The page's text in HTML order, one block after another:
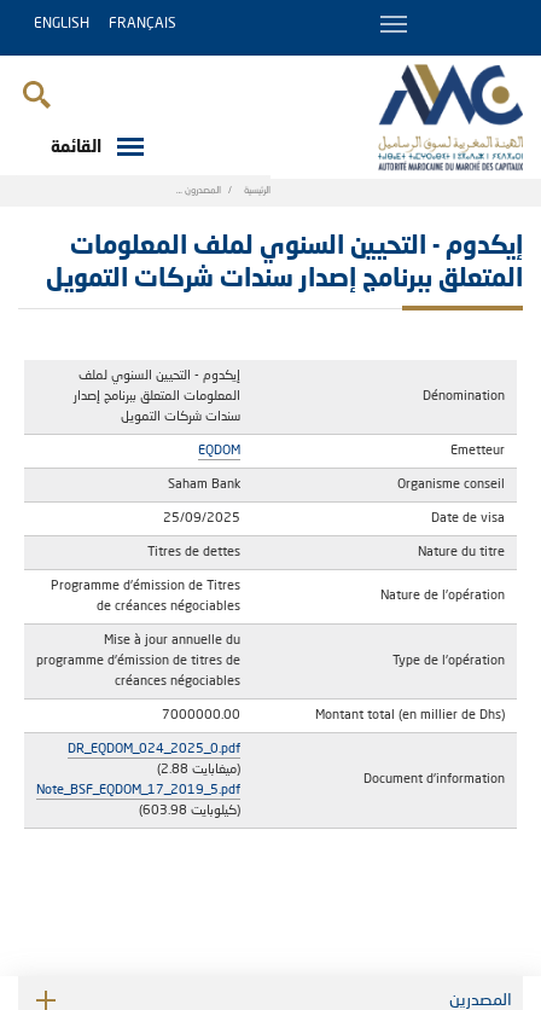
FRANÇAIS
ENGLISH
القائمة
الرئيسية المصدرون إيكدوم - التحيين السنوي لملف المعلومات
إيكدوم - التحيين السنوي لملف المعلومات
المتعلق ببرنامج إصدار سندات شركات التمويل
Dénomination
إيكدوم - التحيين السنوي لملف
المعلومات المتعلق ببرنامج إصدار
سندات شركات التمويل
Emetteur
EQDOM
Organisme conseil
Saham Bank
Date de visa
25/09/2025
Nature du titre
Titres de dettes
Nature de l'opération
Programme d'émission de Titres
de créances négociables
Type de l'opération
Mise à jour annuelle du
programme d'émission de titres de
créances négociables
Montant total (en millier de Dhs)
7000000.00
Document d'information
DR_EQDOM_024_2025_0.pdf
(2.88 ميغابايت)
Note_BSF_EQDOM_17_2019_5.pdf
(603.98 كيلوبايت)
المصدرين